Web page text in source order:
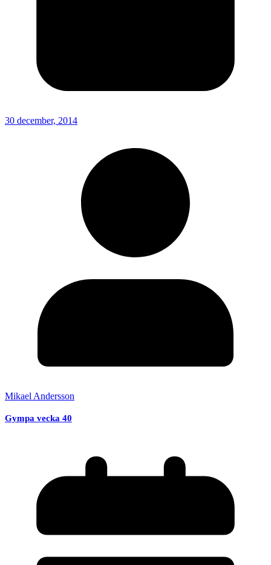
30 december, 2014
Mikael Andersson
Gympa vecka 40